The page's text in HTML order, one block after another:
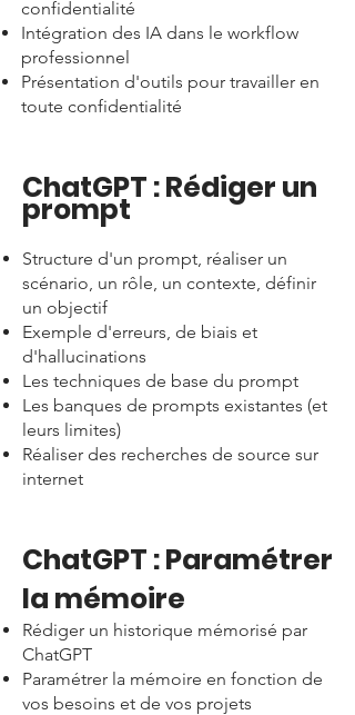
confidentialité
Intégration des IA dans le workflow
professionnel
Présentation d'outils pour travailler en
toute confidentialité
ChatGPT : Rédiger un
prompt
Structure d'un prompt, réaliser un
scénario, un rôle, un contexte, définir
un objectif
Exemple d'erreurs, de biais et
d'hallucinations
Les techniques de base du prompt
Les banques de prompts existantes (et
leurs limites)
Réaliser des recherches de source sur
internet
ChatGPT : Paramétrer
la mémoire
Rédiger un historique mémorisé par
ChatGPT
Paramétrer la mémoire en fonction de
vos besoins et de vos projets